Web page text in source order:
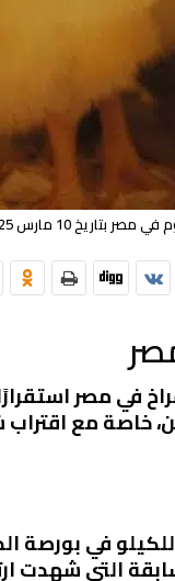
استقرار في الأسعار مع زيادة الطلب
والفراخ في
خاصة مع
التي شهدت